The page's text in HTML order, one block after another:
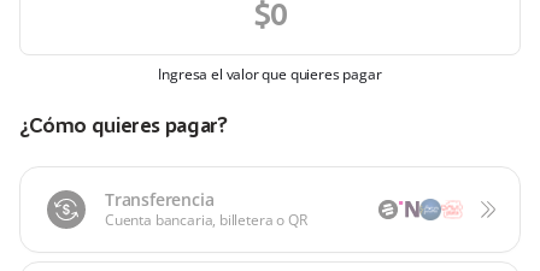
Ingresa el valor que quieres pagar
¿Cómo quieres pagar?
Transferencia
Cuenta bancaria, billetera o QR